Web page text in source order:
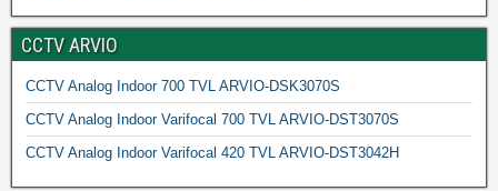
CCTV ARVIO
CCTV Analog Indoor 700 TVL ARVIO-DSK3070S
CCTV Analog Indoor Varifocal 700 TVL ARVIO-DST3070S
CCTV Analog Indoor Varifocal 420 TVL ARVIO-DST3042H